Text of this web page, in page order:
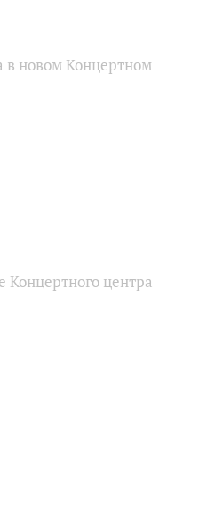
в новом Концертном
Концертного центра